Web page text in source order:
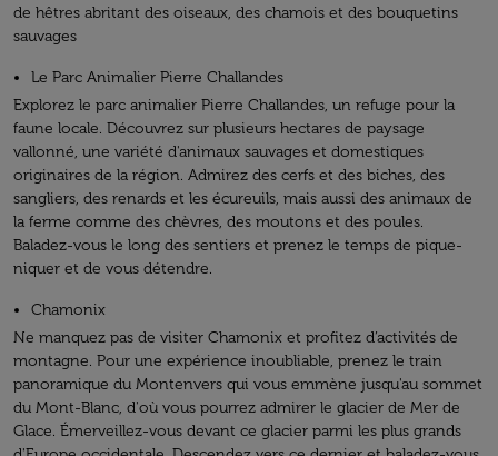
de hêtres abritant des oiseaux, des chamois et des bouquetins
sauvages
Le Parc Animalier Pierre Challandes
Explorez le parc animalier Pierre Challandes, un refuge pour la
faune locale. Découvrez sur plusieurs hectares de paysage
vallonné, une variété d'animaux sauvages et domestiques
originaires de la région. Admirez des cerfs et des biches, des
sangliers, des renards et les écureuils, mais aussi des animaux de
la ferme comme des chèvres, des moutons et des poules.
Baladez-vous le long des sentiers et prenez le temps de pique-
niquer et de vous détendre.
Chamonix
Ne manquez pas de visiter Chamonix et profitez d’activités de
montagne. Pour une expérience inoubliable, prenez le train
panoramique du Montenvers qui vous emmène jusqu'au sommet
du Mont-Blanc, d'où vous pourrez admirer le glacier de Mer de
Glace. Émerveillez-vous devant ce glacier parmi les plus grands